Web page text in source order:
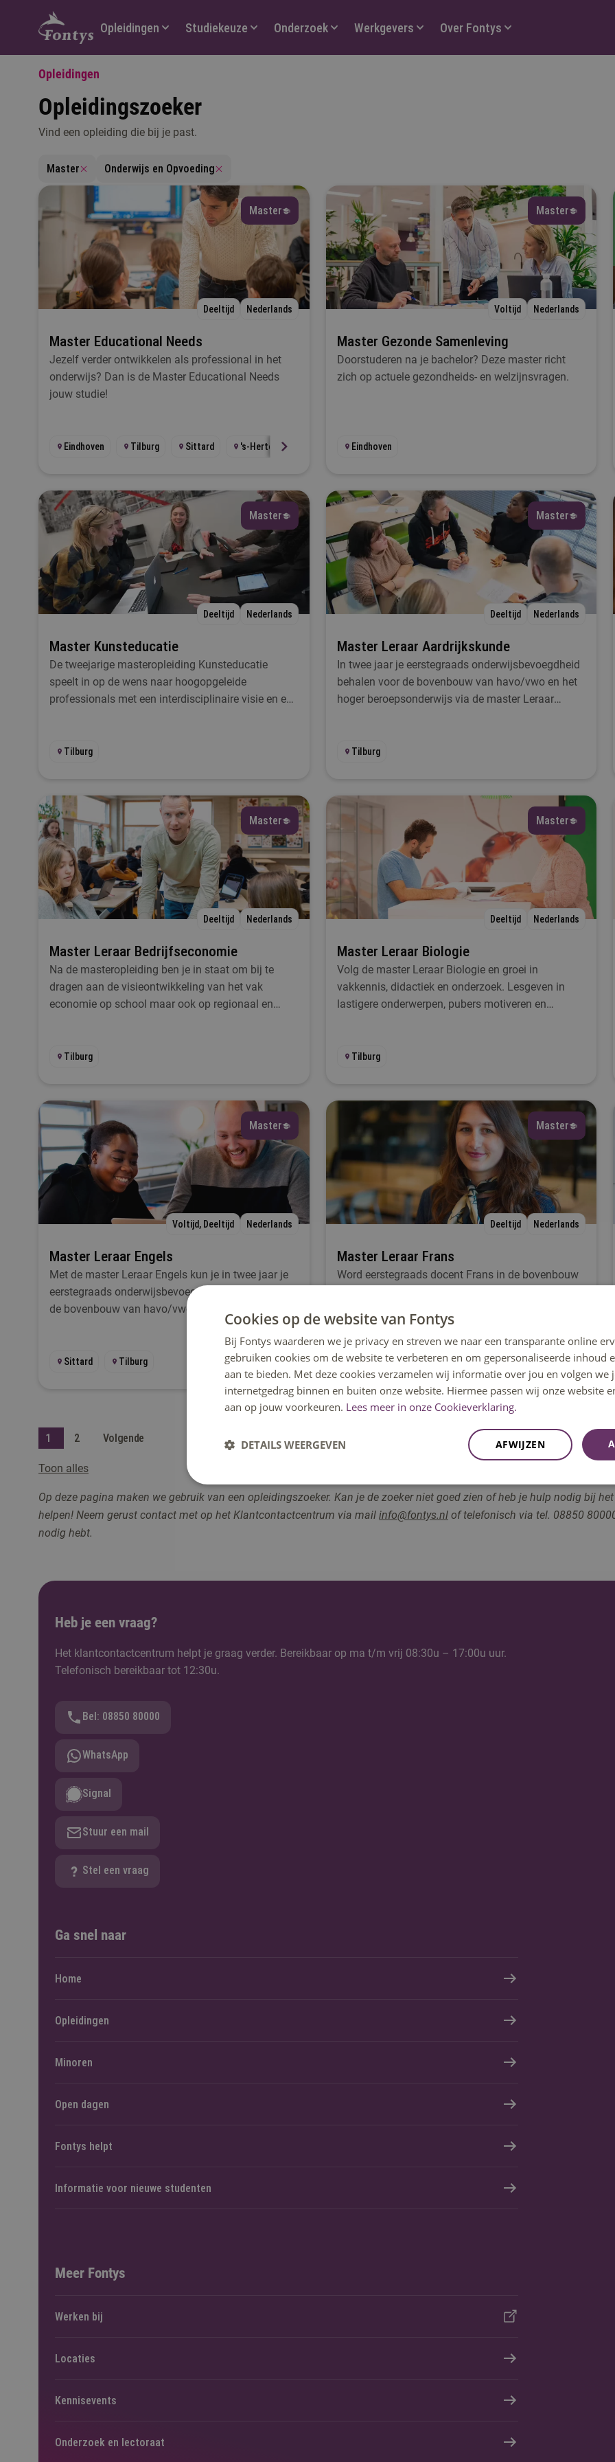
Hoofdmenu
Opleidingen Studiekeuze Onderzoek Werkgevers Over Fontys
Type
Selecteer
Mijn vooropleiding
Ik wil iets met...
Lesplaats
Selecteer
Startmoment
Selecteer
Selecteer
Opleidingen
Opleidingszoeker
Vind een opleiding die bij je past.
Master Onderwijs en Opvoeding
Master
Deeltijd Nederlands
Master Educational Needs
Jezelf verder ontwikkelen als professional in het
onderwijs? Dan is de Master Educational Needs
jouw studie!
Eindhoven Tilburg Sittard 's-Hertogenbosch Rotterdam
Master
Voltijd Nederlands
Master Gezonde Samenleving
Doorstuderen na je bachelor? Deze master richt
zich op actuele gezondheids- en welzijnsvragen.
Eindhoven
Master
Deeltijd Nederlands
Master Kunsteducatie
De tweejarige masteropleiding Kunsteducatie
speelt in op de wens naar hoogopgeleide
professionals met een interdisciplinaire visie en een
Tilburg
Master
Deeltijd Nederlands
Master Leraar Aardrijkskunde
In twee jaar je eerstegraads onderwijsbevoegdheid
behalen voor de bovenbouw van havo/vwo en het
hoger beroepsonderwijs via de master Leraar
Tilburg
Master
Deeltijd Nederlands
Master Leraar Bedrijfseconomie
Na de masteropleiding ben je in staat om bij te
dragen aan de visieontwikkeling van het vak
economie op school maar ook op regionaal en
Tilburg
Master
Deeltijd Nederlands
Master Leraar Biologie
Volg de master Leraar Biologie en groei in
vakkennis, didactiek en onderzoek. Lesgeven in
lastigere onderwerpen, pubers motiveren en
Tilburg
Master
Voltijd, Deeltijd Nederlands
Master Leraar Engels
Met de master Leraar Engels kun je in twee jaar je
eerstegraads onderwijsbevoegdheid behalen voor
de bovenbouw van havo/vwo en het hoger
Sittard Tilburg
Master
Deeltijd Nederlands
Master Leraar Frans
Word eerstegraads docent Frans in de bovenbouw
Tilburg
1 2 Volgende
Toon alles
Op deze pagina maken we gebruik van een opleidingszoeker. Kan je de zoeker niet goed zien of heb je hulp nodig bij
helpen! Neem gerust contact met op het Klantcontactcentrum via mail info@fontys.nl of telefonisch via tel. 08850
nodig hebt.
Heb je een vraag?
Het klantcontactcentrum helpt je graag verder. Bereikbaar op ma t/m vrij 08:30u – 17:00u uur.
Telefonisch bereikbaar tot 12:30u.
Bel: 08850 80000
WhatsApp
Signal
Stuur een mail
Stel een vraag
Ga snel naar
Home
Opleidingen
Minoren
Open dagen
Fontys helpt
Informatie voor nieuwe studenten
Meer Fontys
Werken bij
Locaties
Kennisevents
Onderzoek en lectoraat
Cookies op de website van Fontys
Bij Fontys waarderen we je privacy en streven we naar een transparante online
gebruiken cookies om de website te verbeteren en om gepersonaliseerde inhoud
aan te bieden. Met deze cookies verzamelen wij informatie over jou en volgen we
internetgedrag binnen en buiten onze website. Hiermee passen wij onze website
aan op jouw voorkeuren. Lees meer in onze Cookieverklaring.
AFWIJZEN
DETAILS WEERGEVEN